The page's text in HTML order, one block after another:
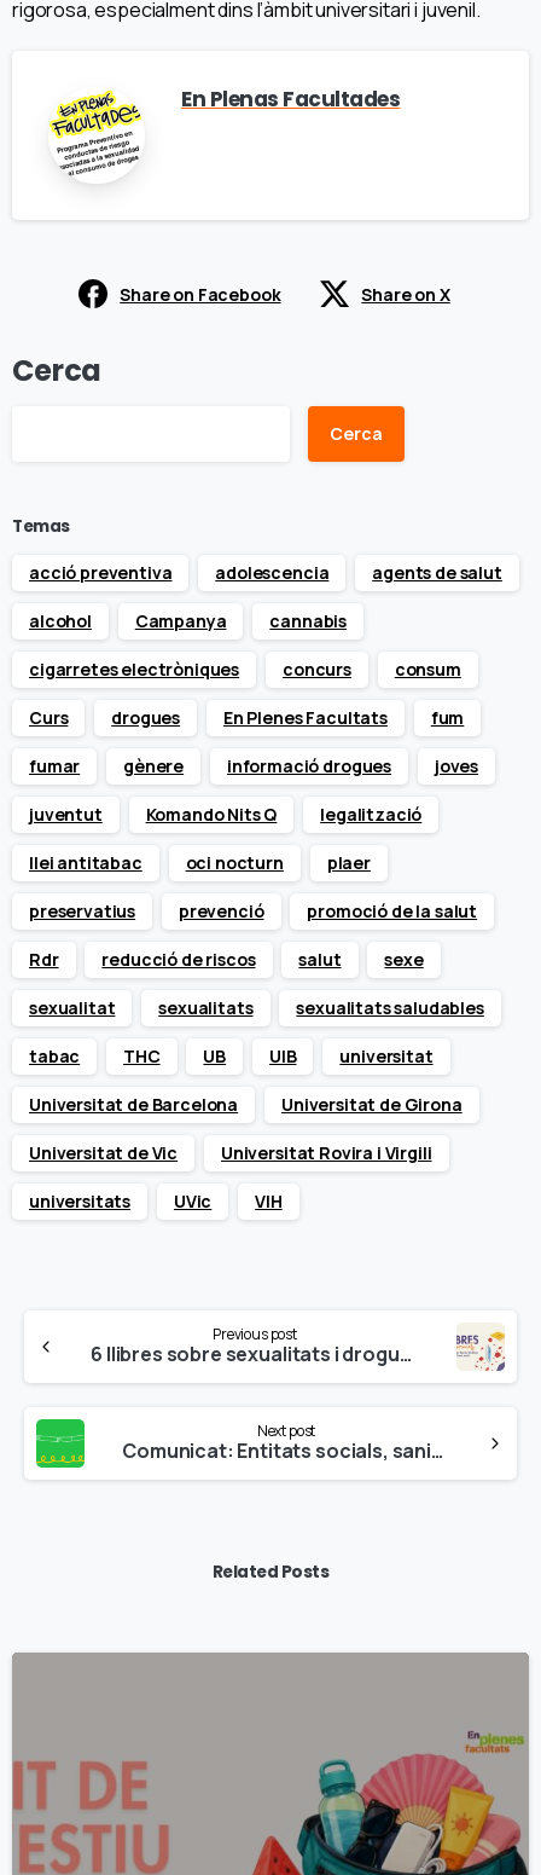
rigorosa, especialment dins l’àmbit universitari i juvenil.
En Plenas Facultades
Share on Facebook Share on X
Cerca
Cerca
Temas
acció preventiva
adolescencia agents de salut
alcohol Campanya cannabis
cigarretes electròniques concurs consum
Curs drogues En Plenes Facultats fum
fumar gènere informació drogues joves
juventut Komando Nits Q legalització
llei antitabac oci nocturn plaer
preservatius prevenció promoció de la salut
Rdr reducció de riscos salut sexe
sexualitat sexualitats sexualitats saludables
tabac THC UB UIB universitat
Universitat de Barcelona Universitat de Girona
Universitat de Vic Universitat Rovira i Virgili
universitats UVic VIH
Reading
Previous post
6 llibres sobre sexualitats i drogues per Santa Jordina i Sant Jordi
Next post
Comunicat: Entitats socials, sanitàries i científiques reclamem una llei catalana ambiciosa contra el tabaquisme
Related Posts